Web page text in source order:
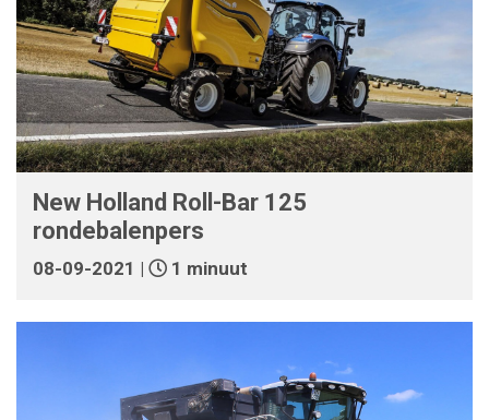
New Holland Roll-Bar 125
rondebalenpers
08-09-2021 | 1 minuut